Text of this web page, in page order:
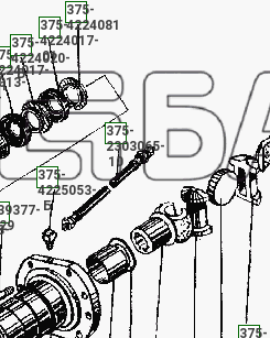
375-
4224017-
01
375-
4224020-
Б
375-
4224081
375-
2303065-
10
375-
4225053-
Б
375-